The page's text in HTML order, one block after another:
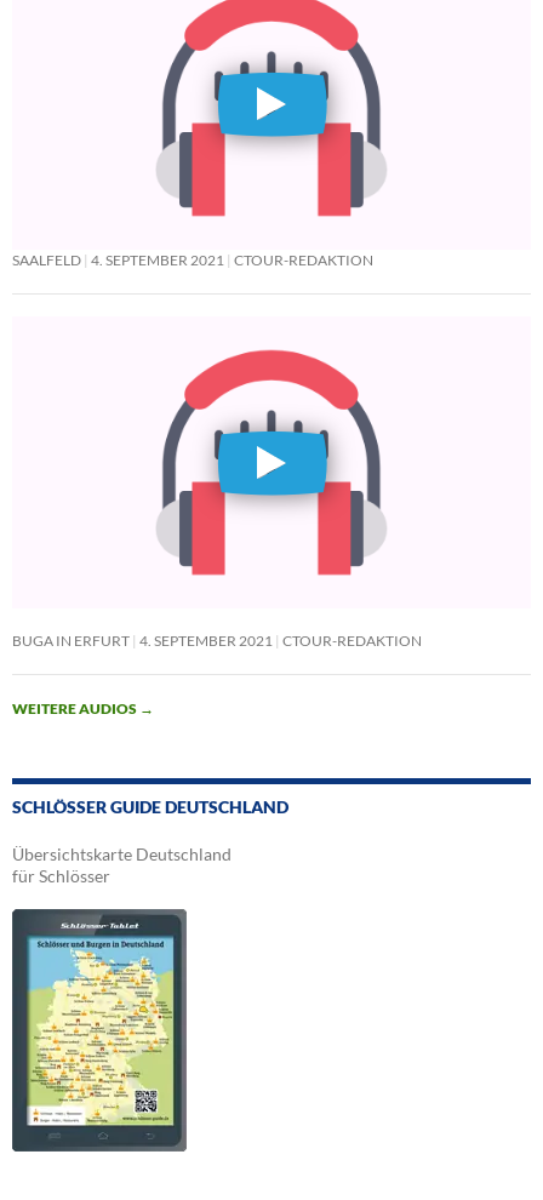
SAALFELD 4. SEPTEMBER 2021 CTOUR-REDAKTION
BUGA IN ERFURT 4. SEPTEMBER 2021 CTOUR-REDAKTION
WEITERE AUDIOS →
SCHLÖSSER GUIDE DEUTSCHLAND
Übersichtskarte Deutschland
für Schlösser